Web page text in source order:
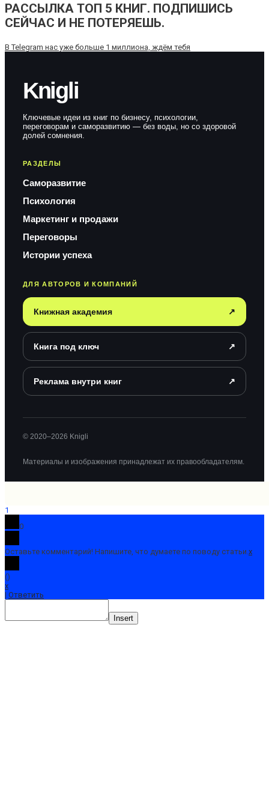
РАССЫЛКА ТОП 5 КНИГ. ПОДПИШИСЬ
СЕЙЧАС И НЕ ПОТЕРЯЕШЬ.
В Telegram нас уже больше 1 миллиона, ждём тебя
Knigli
Ключевые идеи из книг по бизнесу, психологии,
переговорам и саморазвитию — без воды, но со здоровой
долей сомнения.
РАЗДЕЛЫ
Саморазвитие
Психология
Маркетинг и продажи
Переговоры
Истории успеха
ДЛЯ АВТОРОВ И КОМПАНИЙ
Книжная академия ↗
Книга под ключ ↗
Реклама внутри книг ↗
© 2020–2026 Knigli
Материалы и изображения принадлежат их правообладателям.
1
0
Оставьте комментарий! Напишите, что думаете по поводу статьи. x
()
x
| Ответить
Insert